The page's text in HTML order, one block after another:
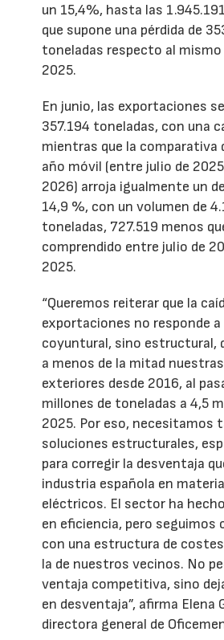
un 15,4%, hasta las
que supone una pérdida de
toneladas respecto al mismo
2025.
En junio, las exportaciones
357.194 toneladas, con una
mientras que la comparativa
año móvil (entre julio de
2026) arroja igualmente un
14,9 %, con un volumen de
toneladas, 727.519 menos
comprendido entre julio de
2025.
“Queremos reiterar que la
exportaciones no responde
coyuntural, sino estructural,
a menos de la mitad
exteriores desde 2016, al
millones de toneladas a 4,5
2025. Por eso, necesitamos
soluciones estructurales,
para corregir la desventaja
industria española en
eléctricos. El sector ha
en eficiencia, pero seguimos
con una estructura de
la de nuestros vecinos. No
ventaja competitiva, sino
en desventaja”, afirma Elena
directora general de